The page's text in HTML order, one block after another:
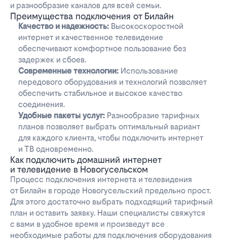
и разнообразие каналов для всей семьи.
Преимущества подключения от Билайн
Качество и надежность: Высокоскоростной
интернет и качественное телевидение
обеспечивают комфортное пользование без
задержек и сбоев.
Современные технологии: Использование
передового оборудования и технологий позволяет
обеспечить стабильное и высокое качество
соединения.
Удобные пакеты услуг: Разнообразие тарифных
планов позволяет выбрать оптимальный вариант
для каждого клиента, чтобы подключить интернет
и ТВ одновременно.
Как подключить домашний интернет
и телевидение в Новогусельском
Процесс подключения интернета и телевидения
от Билайн в городе Новогусельский предельно прост.
Для этого достаточно выбрать подходящий тарифный
план и оставить заявку. Наши специалисты свяжутся
с вами в удобное время и произведут все
необходимые работы для подключения оборудования